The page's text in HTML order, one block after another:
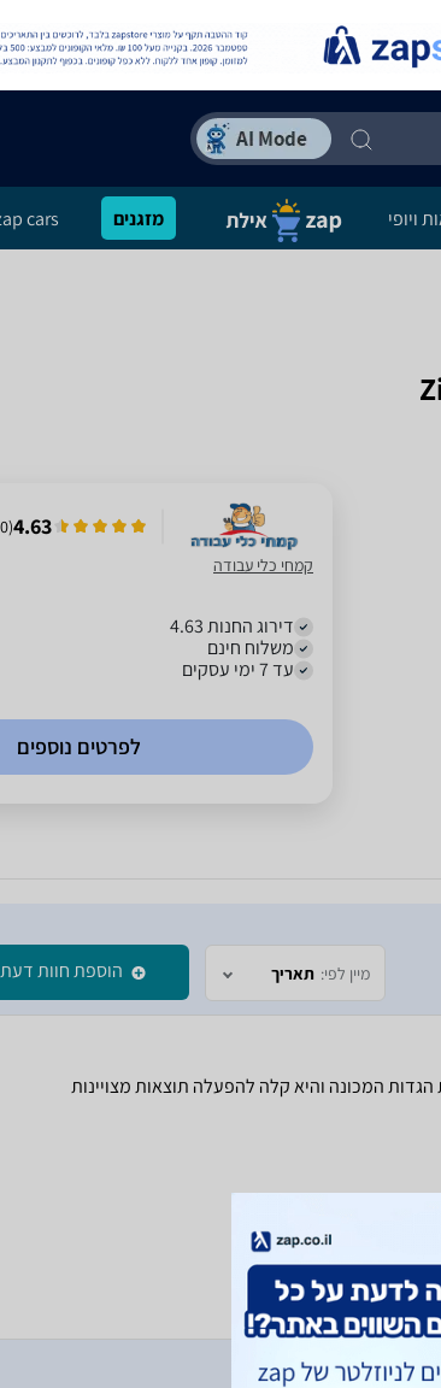
ויופי מזגנים cars
4.63
(
קמחי כלי עבודה
דירוג החנות 4.63
משלוח חינם
עד 7 ימי עסקים
לפרטים נוספים
מיין לפי: תאריך הוספת חוות
הגדות המכונה והיא קלה להפעלה תוצאות מצויינות
0